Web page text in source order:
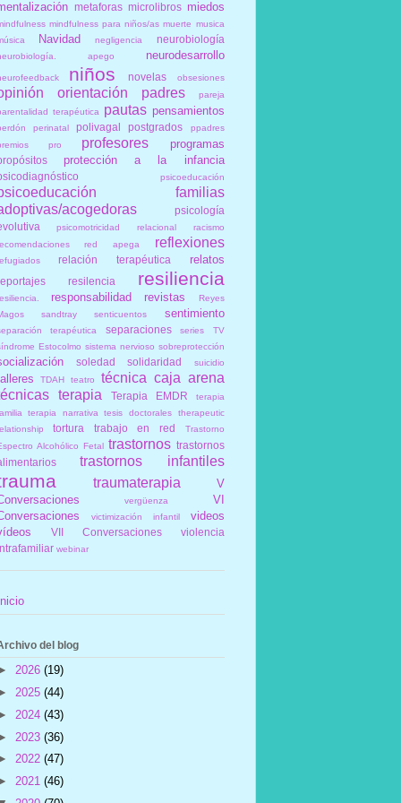
metaforas microlibros miedos
mindfulness para niños/as muerte musica
Navidad negligencia neurobiología
apego neurodesarrollo
niños novelas obsesiones
orientación padres
pareja
terapéutica
pautas pensamientos
perinatal polivagal postgrados
ppadres
pro profesores programas
protección a la infancia
psicoeducación
familias
acogedoras
psicología
psicomotricidad relacional
racismo
red apega reflexiones
relación terapéutica relatos
resilencia resiliencia
responsabilidad revistas
Reyes
sandtray senticuentos sentimiento
terapéutica separaciones
series TV
Estocolmo sistema nervioso sobreprotección
soledad solidaridad suicidio
TDAH teatro
técnica caja arena
terapia Terapia EMDR
terapia
terapia narrativa tesis doctorales
therapeutic
tortura trabajo en red
Trastorno
Alcohólico Fetal trastornos trastornos
trastornos infantiles
traumaterapia
V
vergüenza
VI
victimización infantil
videos
VII Conversaciones
violencia
webinar
del blog
2026 (19)
2025 (44)
2024 (43)
2023 (36)
2022 (47)
2021 (46)